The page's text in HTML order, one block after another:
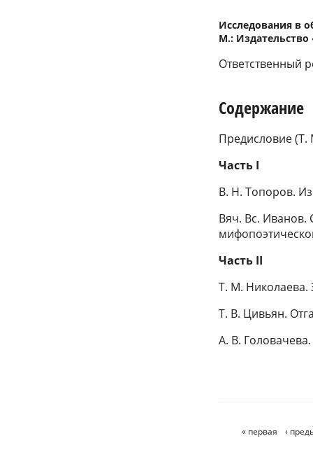
Исследования в
М.:
Ответственный
Содержание
Предисловие
Часть I
В. Н. Топоров.
Вяч. Вс. Иванов.
Часть II
Т. М. Николаева.
Т. В. Цивьян.
A. B.
Страницы
« первая ‹